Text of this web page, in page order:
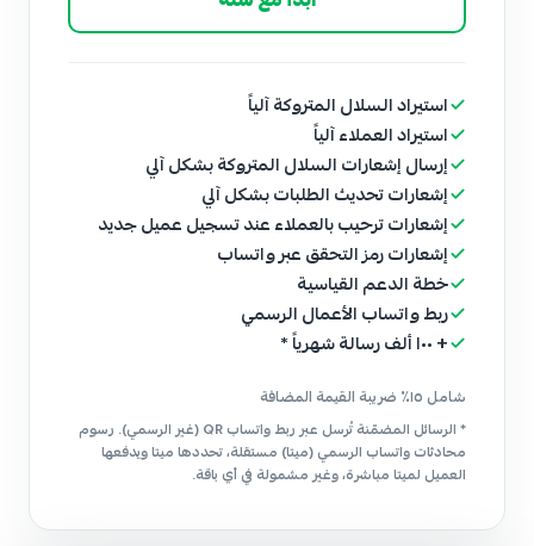
استيراد السلال المتروكة آلياً
استيراد العملاء آلياً
إرسال إشعارات السلال المتروكة بشكل آلي
إشعارات تحديث الطلبات بشكل آلي
إشعارات ترحيب بالعملاء عند تسجيل عميل جديد
إشعارات رمز التحقق عبر واتساب
خطة الدعم القياسية
ربط واتساب الأعمال الرسمي
+ ١٠٠ ألف رسالة شهرياً *
شامل ١٥٪ ضريبة القيمة المضافة
* الرسائل المضمّنة تُرسل عبر ربط واتساب QR (غير الرسمي). رسوم
محادثات واتساب الرسمي (ميتا) مستقلة، تحددها ميتا ويدفعها
العميل لميتا مباشرة، وغير مشمولة في أي باقة.